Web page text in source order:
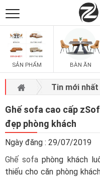
SẢN PHẨM
SOFAS
PHÒNG NGỦ
PHÒNG KHÁCH
SẢN PHẨM BÀN ĂN
Tin mới nhất
Ghế sofa cao cấp
đẹp phòng khách
Ngày đăng : 29/07/2019
Ghế sofa phòng khách
thiếu cho căn phòng